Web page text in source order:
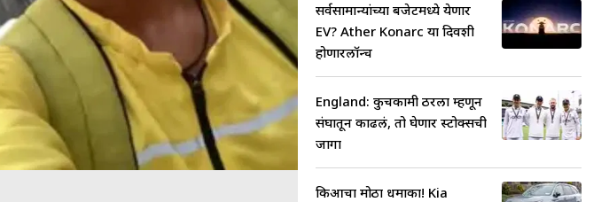
सर्वसामान्यांच्या बजेटमध्ये येणार
EV? Ather Konarc या दिवशी
होणारलॉन्च
England: कुचकामी ठरला म्हणून
संघातून काढलं, तो घेणार स्टोक्सची
जागा
किआचा मोठा धमाका! Kia